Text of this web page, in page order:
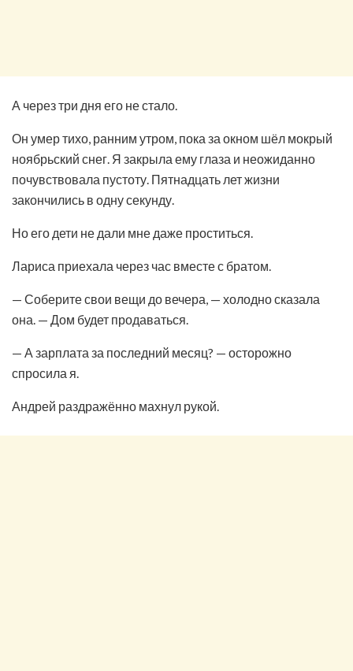
А через три дня его не стало.
Он умер тихо, ранним утром, пока за окном шёл мокрый
ноябрьский снег. Я закрыла ему глаза и неожиданно
почувствовала пустоту. Пятнадцать лет жизни
закончились в одну секунду.
Но его дети не дали мне даже проститься.
Лариса приехала через час вместе с братом.
— Соберите свои вещи до вечера, — холодно сказала
она. — Дом будет продаваться.
— А зарплата за последний месяц? — осторожно
спросила я.
Андрей раздражённо махнул рукой.